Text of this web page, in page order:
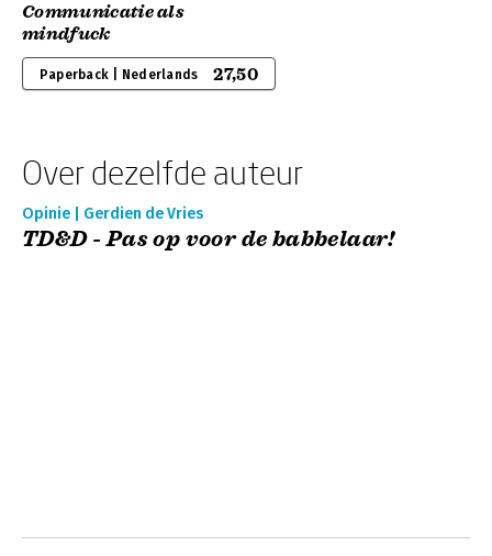
Communicatie als
mindfuck
Paperback | Nederlands 27,50
Over dezelfde auteur
Opinie | Gerdien de Vries
TD&D - Pas op voor de babbelaar!